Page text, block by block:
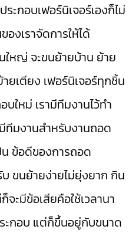
ะกอบเฟอร์นิเจอร์เองก็ไม่
งเราจัดการให้ได้
ใหญ่ จะขนย้ายบ้าน ย้าย
ยเตียง เฟอร์นิเจอร์ทุกชิ้น
ใหม่ เรามีทีมงานไว้ทำ
ทีมงานสำหรับงานถอด
ข้อดีของการถอด
ขนย้ายง่ายไม่ยุ่งยาก กิน
ะมีข้อเสียคือใช้เวลานา
ะกอบ แต่ก็ขึ้นอยู่กับขนาด